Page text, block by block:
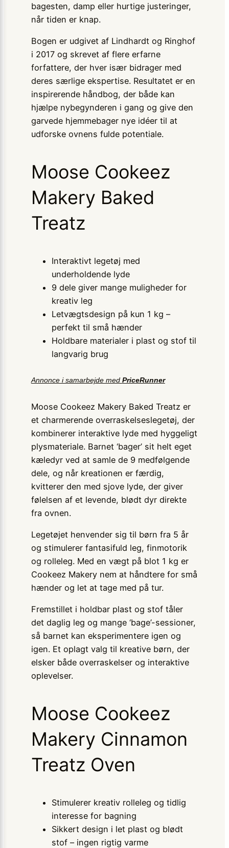
bagesten, damp eller hurtige justeringer,
når tiden er knap.
Bogen er udgivet af Lindhardt og Ringhof
i 2017 og skrevet af flere erfarne
forfattere, der hver især bidrager med
deres særlige ekspertise. Resultatet er en
inspirerende håndbog, der både kan
hjælpe nybegynderen i gang og give den
garvede hjemmebager nye idéer til at
udforske ovnens fulde potentiale.
Moose Cookeez
Makery Baked
Treatz
Interaktivt legetøj med
underholdende lyde
9 dele giver mange muligheder for
kreativ leg
Letvægtsdesign på kun 1 kg –
perfekt til små hænder
Holdbare materialer i plast og stof til
langvarig brug
Annonce i samarbejde med PriceRunner
Moose Cookeez Makery Baked Treatz er
et charmerende overraskelseslegetøj, der
kombinerer interaktive lyde med hyggeligt
plysmateriale. Barnet ‘bager’ sit helt eget
kæledyr ved at samle de 9 medfølgende
dele, og når kreationen er færdig,
kvitterer den med sjove lyde, der giver
følelsen af et levende, blødt dyr direkte
fra ovnen.
Legetøjet henvender sig til børn fra 5 år
og stimulerer fantasifuld leg, finmotorik
og rolleleg. Med en vægt på blot 1 kg er
Cookeez Makery nem at håndtere for små
hænder og let at tage med på tur.
Fremstillet i holdbar plast og stof tåler
det daglig leg og mange ‘bage’-sessioner,
så barnet kan eksperimentere igen og
igen. Et oplagt valg til kreative børn, der
elsker både overraskelser og interaktive
oplevelser.
Moose Cookeez
Makery Cinnamon
Treatz Oven
Stimulerer kreativ rolleleg og tidlig
interesse for bagning
Sikkert design i let plast og blødt
stof – ingen rigtig varme